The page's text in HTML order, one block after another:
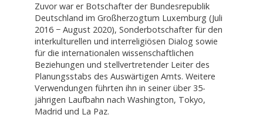
Zuvor war er Botschafter der Bundesrepublik
Deutschland im Großherzogtum Luxemburg (Juli
2016 − August 2020), Sonderbotschafter für den
interkulturellen und interreligiösen Dialog sowie
für die internationalen wissenschaftlichen
Beziehungen und stellvertretender Leiter des
Planungsstabs des Auswärtigen Amts. Weitere
Verwendungen führten ihn in seiner über 35-
jährigen Laufbahn nach Washington, Tokyo,
Madrid und La Paz.